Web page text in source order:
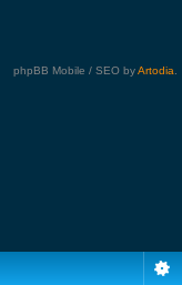
phpBB Mobile / SEO byArtodia